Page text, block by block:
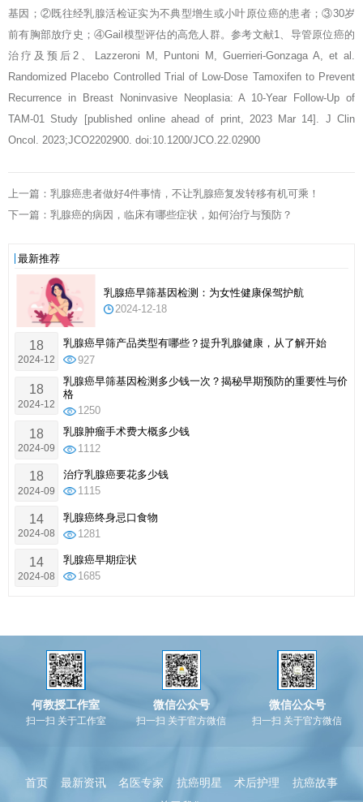
基因；②既往经乳腺活检证实为不典型增生或小叶原位癌的患者；③30岁
前有胸部放疗史；④Gail模型评估的高危人群。参考文献1、导管原位癌的
治疗及预后2、Lazzeroni M, Puntoni M, Guerrieri-Gonzaga A, et al.
Randomized Placebo Controlled Trial of Low-Dose Tamoxifen to Prevent
Recurrence in Breast Noninvasive Neoplasia: A 10-Year Follow-Up of
TAM-01 Study [published online ahead of print, 2023 Mar 14]. J Clin
Oncol. 2023;JCO2202900. doi:10.1200/JCO.22.02900
上一篇：乳腺癌患者做好4件事情，不让乳腺癌复发转移有机可乘！
下一篇：乳腺癌的病因，临床有哪些症状，如何治疗与预防？
最新推荐
乳腺癌早筛基因检测：为女性健康保驾护航
2024-12-18
18
2024-12
乳腺癌早筛产品类型有哪些？提升乳腺健康，从了解开始
927
18
2024-12
乳腺癌早筛基因检测多少钱一次？揭秘早期预防的重要性与价
格
1250
18
2024-09
乳腺肿瘤手术费大概多少钱
1112
18
2024-09
治疗乳腺癌要花多少钱
1115
14
2024-08
乳腺癌终身忌口食物
1281
14
2024-08
乳腺癌早期症状
1685
何教授工作室
扫一扫 关于工作室
微信公众号
扫一扫 关于官方微信
微信公众号
扫一扫 关于官方微信
首页 最新资讯 名医专家 抗癌明星 术后护理
抗癌故事